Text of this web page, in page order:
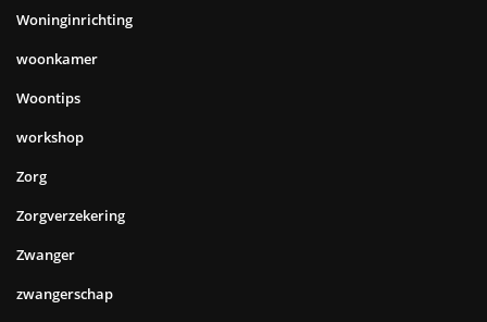
Woninginrichting
woonkamer
Woontips
workshop
Zorg
Zorgverzekering
Zwanger
zwangerschap